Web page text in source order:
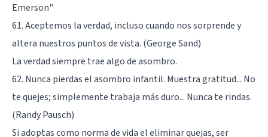
Emerson"
61. Aceptemos la verdad, incluso cuando nos sorprende y
altera nuestros puntos de vista. (George Sand)
La verdad siempre trae algo de asombro.
62. Nunca pierdas el asombro infantil. Muestra gratitud... No
te quejes; simplemente trabaja más duro... Nunca te rindas.
(Randy Pausch)
Si adoptas como norma de vida el eliminar quejas, ser